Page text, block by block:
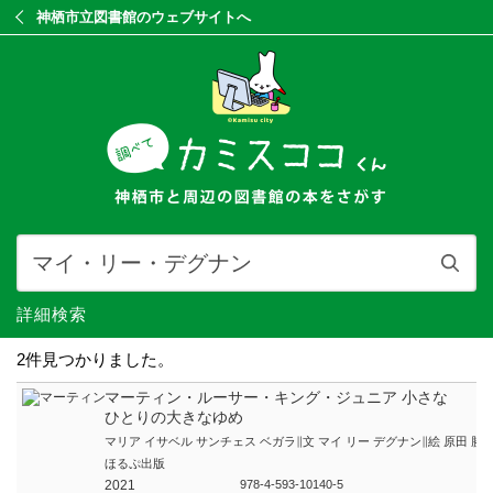
神栖市立図書館のウェブサイトへ
詳細検索
2件見つかりました。
マーティン・ルーサー・キング・ジュニア 小さな
ひとりの大きなゆめ
マリア イサベル サンチェス ベガラ∥文 マイ リー デグナン∥絵 原田 勝∥
ほるぷ出版
2021 978-4-593-10140-5